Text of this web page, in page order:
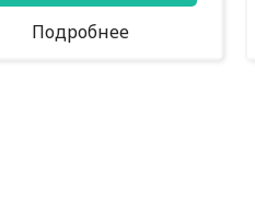
Подробнее